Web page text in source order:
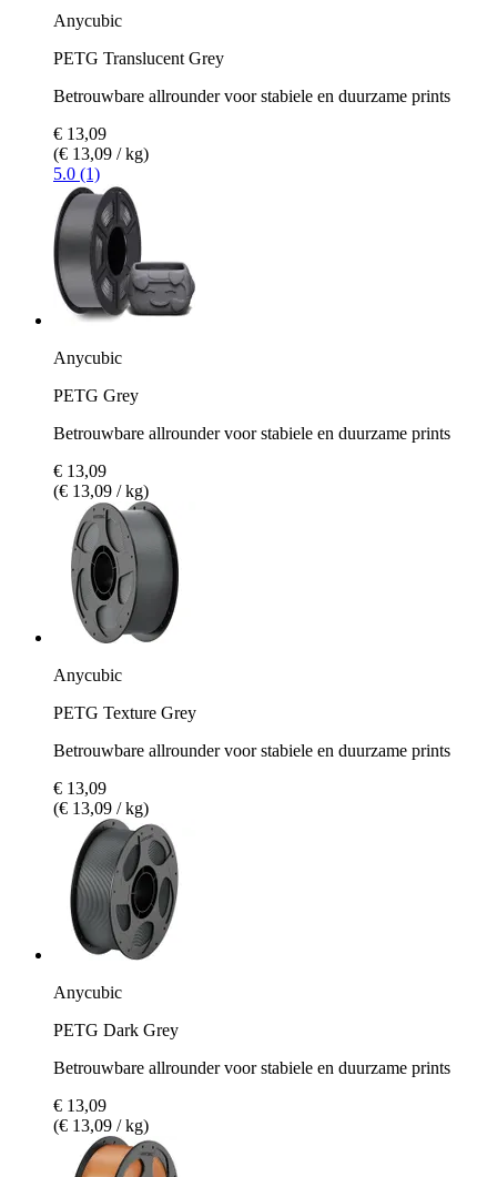
Anycubic
PETG Translucent Grey
Betrouwbare allrounder voor stabiele en duurzame prints
€ 13,09
(€ 13,09 / kg)
5.0 (1)
Anycubic
PETG Grey
Betrouwbare allrounder voor stabiele en duurzame prints
€ 13,09
(€ 13,09 / kg)
Anycubic
PETG Texture Grey
Betrouwbare allrounder voor stabiele en duurzame prints
€ 13,09
(€ 13,09 / kg)
Anycubic
PETG Dark Grey
Betrouwbare allrounder voor stabiele en duurzame prints
€ 13,09
(€ 13,09 / kg)